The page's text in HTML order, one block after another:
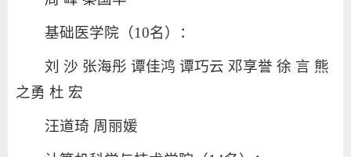
基础医学院（10名）：
刘 沙 张海彤 谭佳鸿 谭巧云 邓享誉 徐 言 熊
之勇 杜 宏
汪道琦 周丽媛